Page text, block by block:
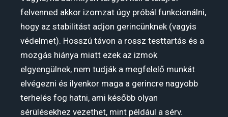
felvenned akkor izomzat úgy próbál funkcionálni,
hogy az stabilitást adjon gerincünknek (vagyis
védelmet). Hosszú távon a rossz testtartás és a
mozgás hiánya miatt ezek az izmok
elgyengülnek, nem tudják a megfelelő munkát
elvégezni és ilyenkor maga a gerincre nagyobb
terhelés fog hatni, ami később olyan
sérülésekhez vezethet, mint például a sérv.